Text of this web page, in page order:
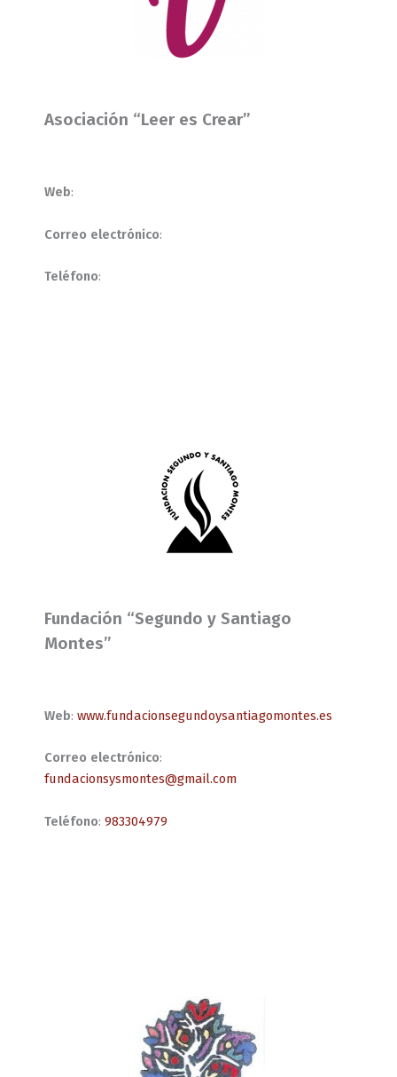
Asociación “Leer es Crear”
Web:
Correo electrónico:
Teléfono:
Fundación “Segundo y Santiago
Montes”
Web: www.fundacionsegundoysantiagomontes.es
Correo electrónico:
fundacionsysmontes@gmail.com
Teléfono: 983304979